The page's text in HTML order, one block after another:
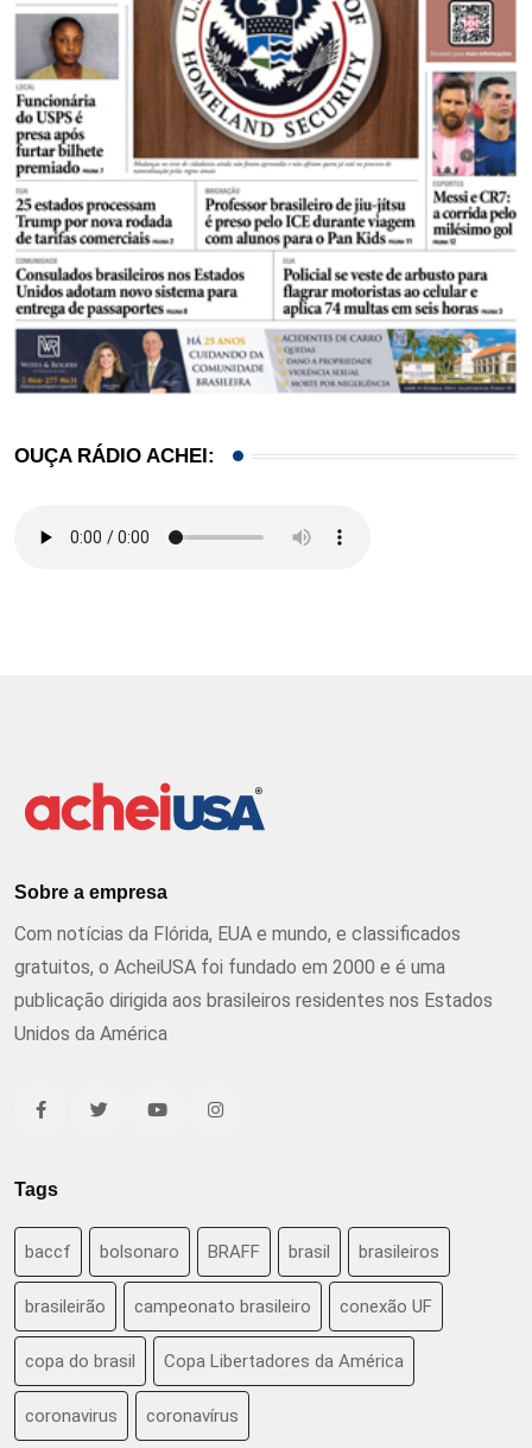
OUÇA RÁDIO ACHEI:
Sobre a empresa
Com notícias da Flórida, EUA e mundo, e classificados
gratuitos, o AcheiUSA foi fundado em 2000 e é uma
publicação dirigida aos brasileiros residentes nos Estados
Unidos da América
Tags
baccf bolsonaro BRAFF brasil brasileiros
brasileirão campeonato brasileiro conexão UF
copa do brasil Copa Libertadores da América
coronavirus coronavírus